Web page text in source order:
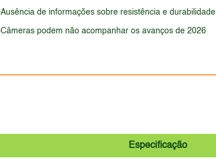
Ausência de informações sobre resistência e durabilidade
Câmeras podem não acompanhar os avanços de 2026
Especificação